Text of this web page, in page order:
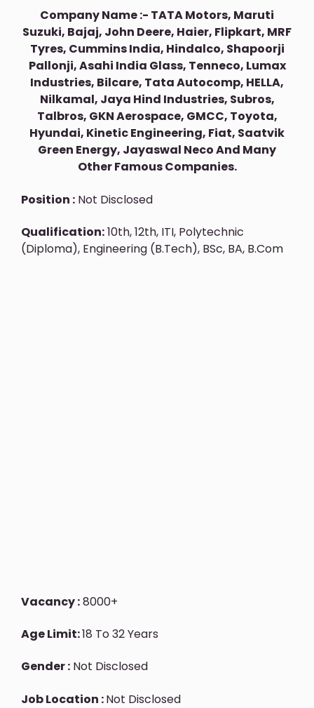
Company Name :- TATA Motors, Maruti
Suzuki, Bajaj, John Deere, Haier, Flipkart, MRF
Tyres, Cummins India, Hindalco, Shapoorji
Pallonji, Asahi India Glass, Tenneco, Lumax
Industries, Bilcare, Tata Autocomp, HELLA,
Nilkamal, Jaya Hind Industries, Subros,
Talbros, GKN Aerospace, GMCC, Toyota,
Hyundai, Kinetic Engineering, Fiat, Saatvik
Green Energy, Jayaswal Neco And Many
Other Famous Companies.
Position : Not Disclosed
Qualification:10th, 12th, ITI, Polytechnic
(Diploma), Engineering (B.Tech), BSc, BA, B.Com
Vacancy :8000+
Age Limit:18 To 32 Years
Gender : Not Disclosed
Job Location :Not Disclosed